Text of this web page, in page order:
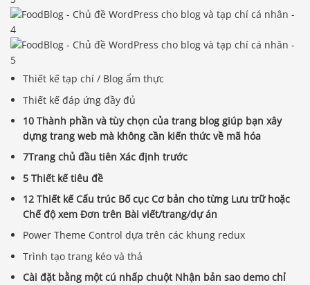
Thiết kế tạp chí / Blog ẩm thực
Thiết kế đáp ứng đầy đủ
10 Thành phần và tùy chọn của trang blog giúp bạn xây
dựng trang web mà không cần kiến ​​thức về mã hóa
7Trang chủ đầu tiên Xác định trước
5 Thiết kế tiêu đề
12 Thiết kế Cấu trúc Bố cục Cơ bản cho từng Lưu trữ hoặc
Chế độ xem Đơn trên Bài viết/trang/dự án
Power Theme Control dựa trên các khung redux
Trình tạo trang kéo và thả
Cài đặt bằng một cú nhấp chuột Nhận bản sao demo chỉ